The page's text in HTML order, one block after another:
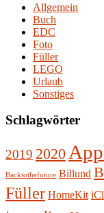
Allgemein
Buch
EDC
Foto
Füller
LEGO
Urlaub
Sonstiges
Schlagwörter
2019 2020
Backtothefuture Billund
Füller HomeKit